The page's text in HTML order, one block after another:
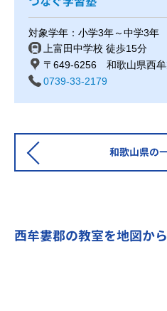
対象学年：小学3年～中学3年
上富田中学校 徒歩15分
〒649-6256 和歌山県西
0739-33-2179
和歌山県の
西牟婁郡の教室を地図か